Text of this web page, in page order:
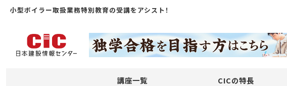
講座一覧 CICの特長
小型ボイラー取扱業務特別教育の受講をアシスト！